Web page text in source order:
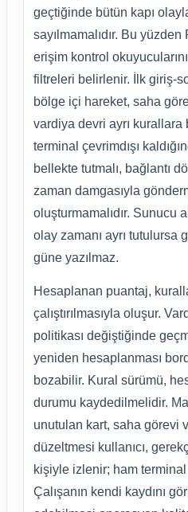
geçtiğinde bütün kapı
sayılmamalıdır. Bu
erişim kontrol
filtreleri belirlenir. İlk giriş-
bölge içi hareket, saha
vardiya devri ayrı kurallara
terminal çevrimdışı
bellekte tutmalı, bağlantı
zaman damgasıyla
oluşturmamalıdır. Sunucu
olay zamanı ayrı tutulursa
güne yazılmaz.
Hesaplanan puantaj,
çalıştırılmasıyla oluşur.
politikası değiştiğinde
yeniden hesaplanması
bozabilir. Kural sürümü,
durumu kaydedilmelidir.
unutulan kart, saha görevi
düzeltmesi kullanıcı,
kişiyle izlenir; ham
Çalışanın kendi kaydını